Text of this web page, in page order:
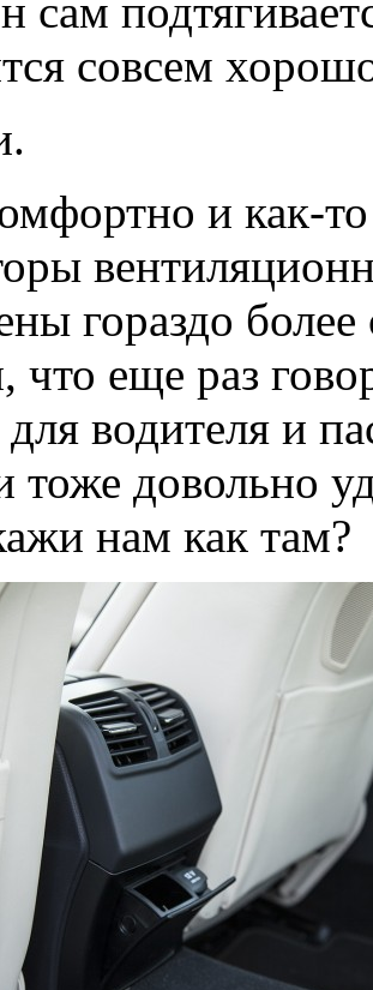
сам
совсем
и как-
гораздо
что еще раз
для водителя и
тоже довольно
нам как там?